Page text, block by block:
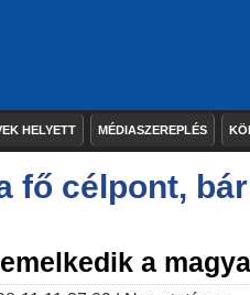
HELYETT MÉDIASZEREPLÉS
fő célpont,
a